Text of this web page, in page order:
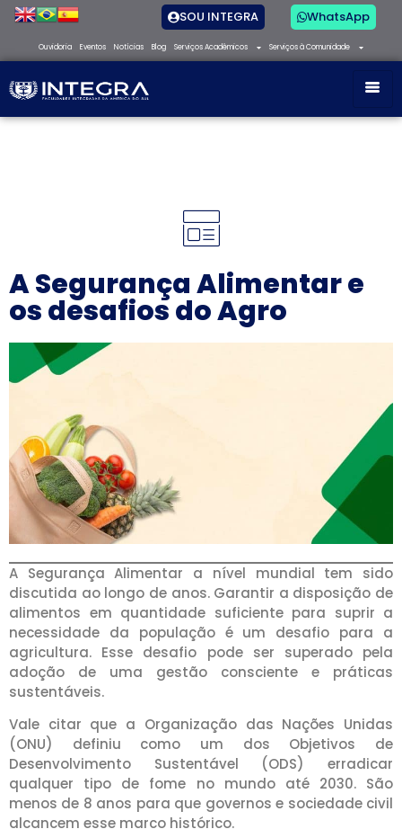
SOU INTEGRA WhatsApp
Ouvidoria Eventos Notícias Blog Serviços Acadêmicos Serviços à Comunidade
A Segurança Alimentar e
os desafios do Agro
A Segurança Alimentar a nível mundial tem sido
discutida ao longo de anos. Garantir a disposição de
alimentos em quantidade suficiente para suprir a
necessidade da população é um desafio para a
agricultura. Esse desafio pode ser superado pela
adoção de uma gestão consciente e práticas
sustentáveis.
Vale citar que a Organização das Nações Unidas
(ONU) definiu como um dos Objetivos de
Desenvolvimento Sustentável (ODS) erradicar
qualquer tipo de fome no mundo até 2030. São
menos de 8 anos para que governos e sociedade civil
alcancem esse marco histórico.